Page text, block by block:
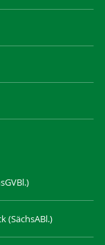
(SächsABl.)